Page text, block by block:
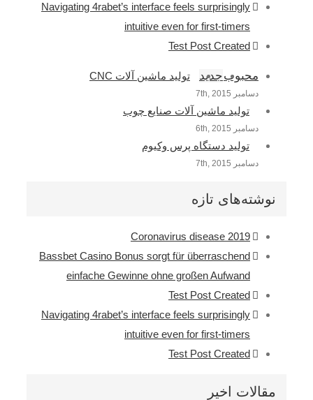
Navigating 4rabet’s interface feels surprisingly
intuitive even for first-timers
Test Post Created
محبوبجدید تولید ماشین آلات CNC
دسامبر 7th, 2015
تولید ماشین آلات صنایع چوب
دسامبر 6th, 2015
تولید دستگاه پرس وکیوم
دسامبر 7th, 2015
نوشته‌های تازه
Coronavirus disease 2019
Bassbet Casino Bonus sorgt für überraschend
einfache Gewinne ohne großen Aufwand
Test Post Created
Navigating 4rabet’s interface feels surprisingly
intuitive even for first-timers
Test Post Created
مقالات اخیر